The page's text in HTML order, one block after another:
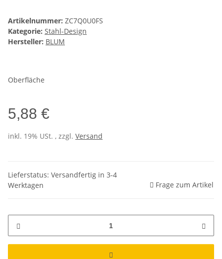
Artikelnummer: ZC7Q0U0FS
Kategorie: Stahl-Design
Hersteller: BLUM
Oberfläche
5,88 €
inkl. 19% USt. , zzgl. Versand
Lieferstatus: Versandfertig in 3-4
Werktagen
Frage zum Artikel